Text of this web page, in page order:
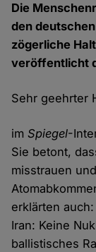
Die
den
zögerliche
veröffentlicht
Sehr geehrter
imSpiegel-
Sie betont,
misstrauen
erklärten
Iran: Keine
ballistisches